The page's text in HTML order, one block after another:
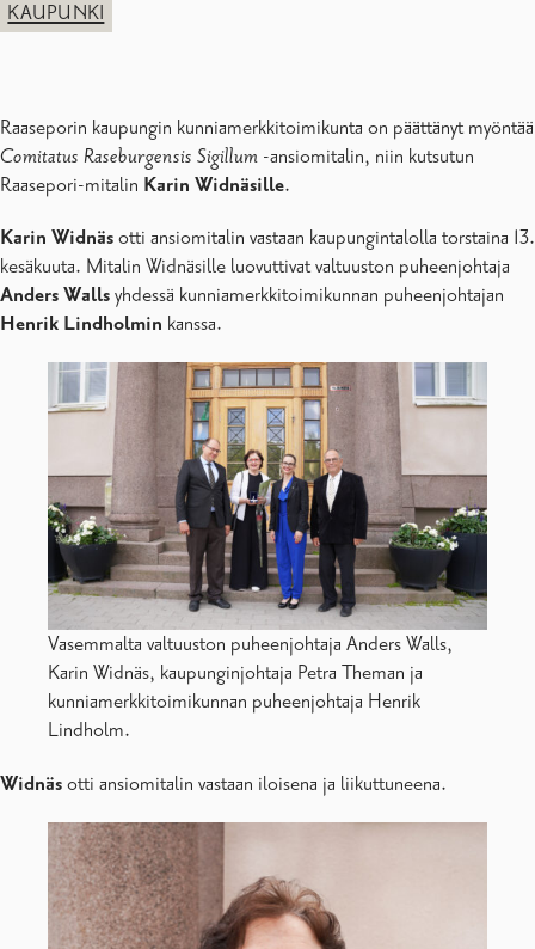
KAUPUNKI
Raaseporin kaupungin kunniamerkkitoimikunta on päättänyt myöntää
Comitatus Raseburgensis Sigillum -ansiomitalin, niin kutsutun
Raasepori-mitalin Karin Widnäsille.
Karin Widnäs otti ansiomitalin vastaan kaupungintalolla torstaina 13.
kesäkuuta. Mitalin Widnäsille luovuttivat valtuuston puheenjohtaja
Anders Walls yhdessä kunniamerkkitoimikunnan puheenjohtajan
Henrik Lindholmin kanssa.
Vasemmalta valtuuston puheenjohtaja Anders Walls,
Karin Widnäs, kaupunginjohtaja Petra Theman ja
kunniamerkkitoimikunnan puheenjohtaja Henrik
Lindholm.
Widnäs otti ansiomitalin vastaan iloisena ja liikuttuneena.